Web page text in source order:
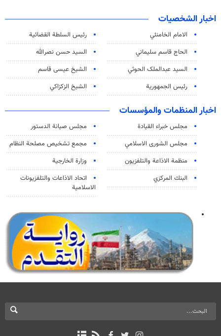
اخبار الشخصيات
الامام الخامنئي
رئیس السلطة القضائیة
الحاج قاسم سليماني
السيد حسن نصرالله
السید عبدالملک الحوثي
الشيخ عيسى قاسم
رئيس الجمهورية
الشيخ الزكزاكي
اخبار المنظمات والمؤسسات
مجلس خبراء القيادة
مجلس صيانة الدستور
مجلس الشورى الاسلامي
مجمع تشخيص مصلحة النظام
منظمة الاذاعة والتلفزیون
وزارة الخارجية
البنك المركزي
اتحاد الاذاعات والتلفزيونات
الاسلامية